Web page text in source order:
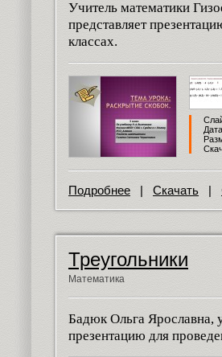
Учитель математики
представляет
классах.
Подробнее | Скачать |
Треугольники
Математика
Бадюк Ольга Ярославна,
презентацию для